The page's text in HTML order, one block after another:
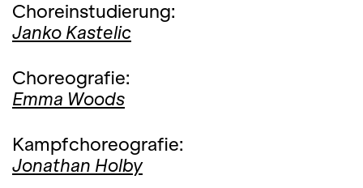
Choreinstudierung:
Janko Kastelic
Choreografie:
Emma Woods
Kampfchoreografie:
Jonathan Holby